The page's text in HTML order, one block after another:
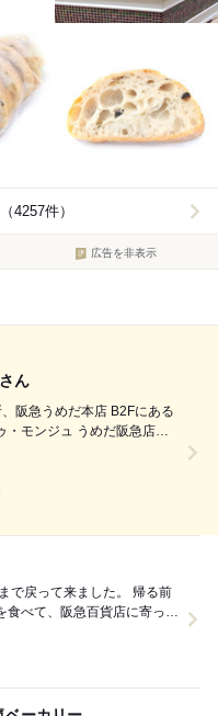
4257件）
広告を非表示
ん
阪急うめだ本店 B2Fにある
・モンジュ うめだ阪急店さ
お店です♪ 本日は ポ
食べて、阪急百貨店に寄って